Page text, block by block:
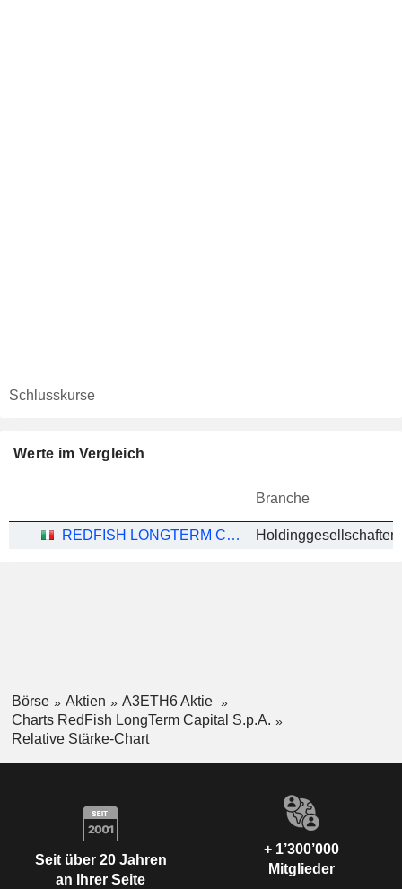
Schlusskurse
Werte im Vergleich
Branche
REDFISH LONGTERM CAPITAL S.P.A. Holdinggesellschaften
Börse Aktien
A3ETH6 Aktie
Charts RedFish LongTerm Capital S.p.A.
Relative Stärke-Chart
Seit über 20 Jahren
an Ihrer Seite
+ 1’300’000
Mitglieder